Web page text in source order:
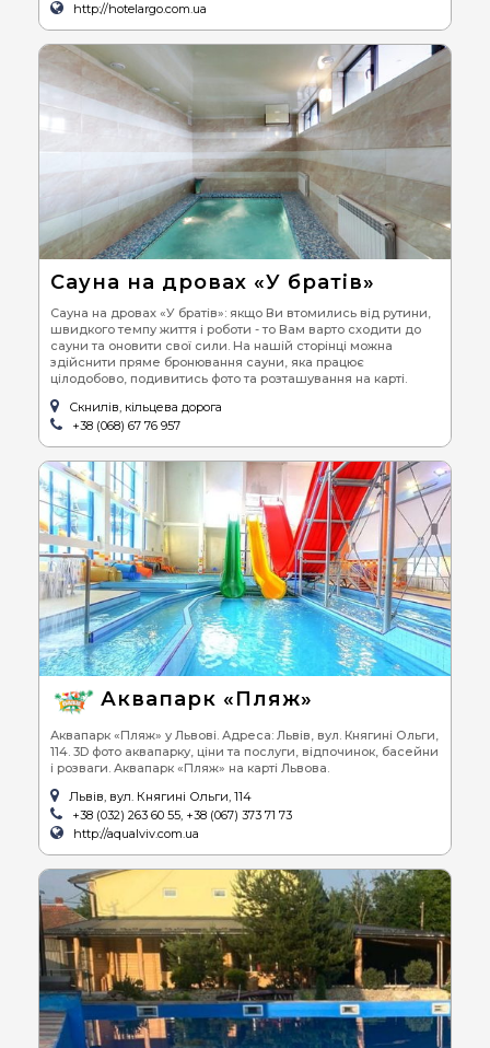
http://hotelargo.com.ua
Сауна на дровах «У братів»
Сауна на дровах «У братів»: якщо Ви втомились від рутини,
швидкого темпу життя і роботи - то Вам варто сходити до
сауни та оновити свої сили. На нашій сторінці можна
здійснити пряме бронювання сауни, яка працює
цілодобово, подивитись фото та розташування на карті.
Скнилів, кільцева дорога
+38 (068) 67 76 957
Аквапарк «Пляж»
Аквапарк «Пляж» у Львові. Адреса: Львів, вул. Княгині Ольги,
114. 3D фото аквапарку, ціни та послуги, відпочинок, басейни
і розваги. Аквапарк «Пляж» на карті Львова.
Львів, вул. Княгині Ольги, 114
+38 (032) 263 60 55, +38 (067) 373 71 73
http://aqualviv.com.ua